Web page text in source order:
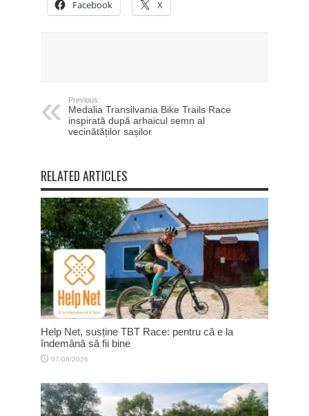
Facebook X
Previous:
Medalia Transilvania Bike Trails Race
inspirată după arhaicul semn al
vecinătăților sașilor
RELATED ARTICLES
Help Net, susține TBT Race: pentru că e la
îndemână să fii bine
07/08/2026